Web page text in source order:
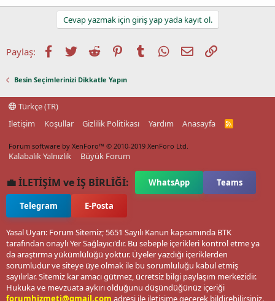
Cevap yazmak için giriş yap yada kayıt ol.
Paylaş: Facebook
TwitterReddit PinterestTumblrWhatsApp
E-postaLink
Besin Seçimlerinizi Dikkatle Yapın
Türkçe (TR)
İletişim
Koşullar Gizlilik Politikası Yardım Anasayfa
R
Forum software by XenForo™ © 2010-2019 XenForo Ltd.
Kalabalık Yalnızlık Büyük Forum
💼 İLETİŞİM ve İŞ BİRLİĞİ: WhatsApp Teams
Telegram E-Posta
Yasal Uyarı: Forum Sitemiz; 5651 Sayılı Kanun kapsamında BTK
tarafından onaylı Yer Sağlayıcı'dır. Bu sebeple içerikleri kontrol etme ya
da araştırma yükümlülüğü yoktur. Üyeler yazdığı içeriklerden
sorumludur ve siteye üye olmak ile bu sorumluluğu kabul etmiş
sayılırlar. Sitemiz kar amacı gütmez, ücretsiz bilgi paylaşım merkezidir.
Hukuka ve mevzuata aykırı olduğunu düşündüğünüz içeriği
forumhizmeti@gmail.com adresi ile iletişime geçerek bildirebilirsiniz.